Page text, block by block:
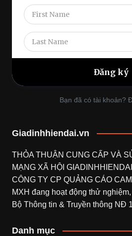
Bạn đã có tài khoản?
Giadinhhiendai.vn
THỎA THUẬN CUNG CẤP VÀ
MẠNG XÃ HỘI
CÔNG TY CP QUẢNG CÁO CAM
MXH đang hoạt động thử
Bộ Thông tin & Truyền thông NĐ
Danh mục